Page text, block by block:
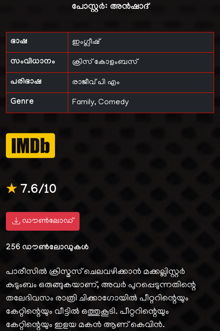
പോസ്റ്റർ: അൻഷാദ്
ഭാഷ ഇംഗ്ലീഷ്
സംവിധാനം ക്രിസ് കോളംബസ്
പരിഭാഷ രാജീവ് പി എം
Genre Family, Comedy
★7.6/10
ഡൗൺലോഡ്
256 ഡൗൺലോഡുകൾ
പാരീസിൽ ക്രിസ്മസ് ചെലവഴിക്കാൻ മക്കല്ലിസ്റ്റർ
കുടുംബം ഒരുങ്ങുകയാണ്, അവർ പുറപ്പെടുന്നതിന്റെ
തലേദിവസം രാത്രി ചിക്കാഗോയിൽ പീറ്ററിന്റെയും
കേറ്റിന്റെയും വീട്ടിൽ ഒത്തുകൂടി. പീറ്ററിന്റെയും
കേറ്റിന്റെയും ഇളയ മകൻ ആണ് കെവിൻ.